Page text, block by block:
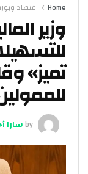
Home اقتصاد
وزير
تميز»
byسارا